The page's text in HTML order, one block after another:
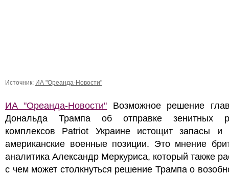
Источник: ИА "Ореанда-Новости"
ИА "Ореанда-Новости" Возможное решение
Дональда Трампа об отправке зенитных
комплексов Patriot Украине истощит запасы и
американские военные позиции. Это мнение
аналитика Александр Меркуриса, который также
с чем может столкнуться решение Трампа о